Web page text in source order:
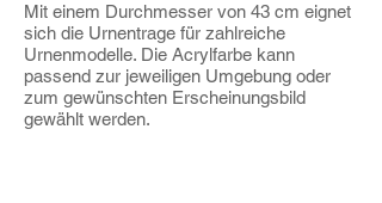
Mit einem Durchmesser von 43 cm eignet
sich die Urnentrage für zahlreiche
Urnenmodelle. Die Acrylfarbe kann
passend zur jeweiligen Umgebung oder
zum gewünschten Erscheinungsbild
gewählt werden.